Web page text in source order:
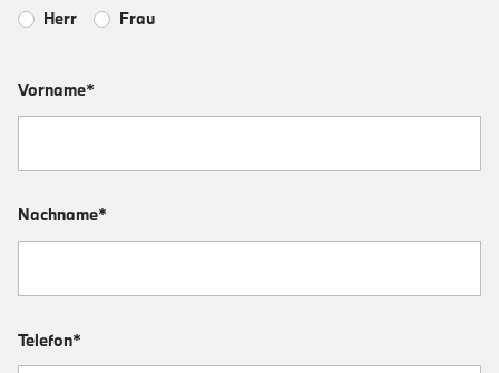
Herr Frau
Vorname*
Nachname*
Telefon*